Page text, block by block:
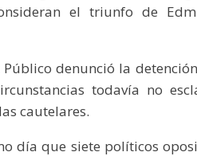
el triunfo de
denunció la
todavía no
cautelares.
día que siete políticos